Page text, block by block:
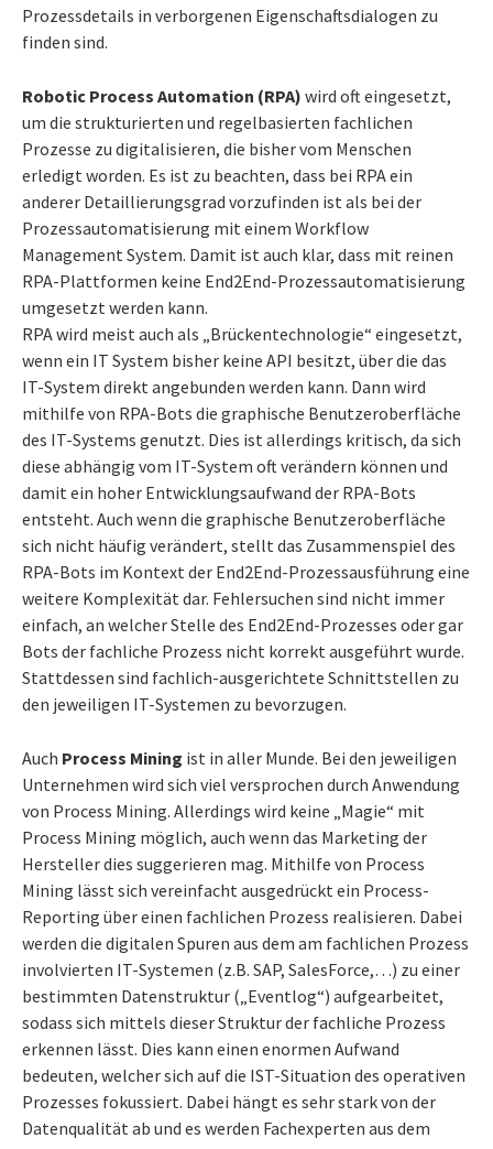
Prozessdetails in verborgenen Eigenschaftsdialogen zu
finden sind.
Robotic Process Automation (RPA) wird oft eingesetzt,
um die strukturierten und regelbasierten fachlichen
Prozesse zu digitalisieren, die bisher vom Menschen
erledigt worden. Es ist zu beachten, dass bei RPA ein
anderer Detaillierungsgrad vorzufinden ist als bei der
Prozessautomatisierung mit einem Workflow
Management System. Damit ist auch klar, dass mit reinen
RPA-Plattformen keine End2End-Prozessautomatisierung
umgesetzt werden kann.
RPA wird meist auch als „Brückentechnologie“ eingesetzt,
wenn ein IT System bisher keine API besitzt, über die das
IT-System direkt angebunden werden kann. Dann wird
mithilfe von RPA-Bots die graphische Benutzeroberfläche
des IT-Systems genutzt. Dies ist allerdings kritisch, da sich
diese abhängig vom IT-System oft verändern können und
damit ein hoher Entwicklungsaufwand der RPA-Bots
entsteht. Auch wenn die graphische Benutzeroberfläche
sich nicht häufig verändert, stellt das Zusammenspiel des
RPA-Bots im Kontext der End2End-Prozessausführung eine
weitere Komplexität dar. Fehlersuchen sind nicht immer
einfach, an welcher Stelle des End2End-Prozesses oder gar
Bots der fachliche Prozess nicht korrekt ausgeführt wurde.
Stattdessen sind fachlich-ausgerichtete Schnittstellen zu
den jeweiligen IT-Systemen zu bevorzugen.
Auch Process Mining ist in aller Munde. Bei den jeweiligen
Unternehmen wird sich viel versprochen durch Anwendung
von Process Mining. Allerdings wird keine „Magie“ mit
Process Mining möglich, auch wenn das Marketing der
Hersteller dies suggerieren mag. Mithilfe von Process
Mining lässt sich vereinfacht ausgedrückt ein Process-
Reporting über einen fachlichen Prozess realisieren. Dabei
werden die digitalen Spuren aus dem am fachlichen Prozess
involvierten IT-Systemen (z.B. SAP, SalesForce,…) zu einer
bestimmten Datenstruktur („Eventlog“) aufgearbeitet,
sodass sich mittels dieser Struktur der fachliche Prozess
erkennen lässt. Dies kann einen enormen Aufwand
bedeuten, welcher sich auf die IST-Situation des operativen
Prozesses fokussiert. Dabei hängt es sehr stark von der
Datenqualität ab und es werden Fachexperten aus dem